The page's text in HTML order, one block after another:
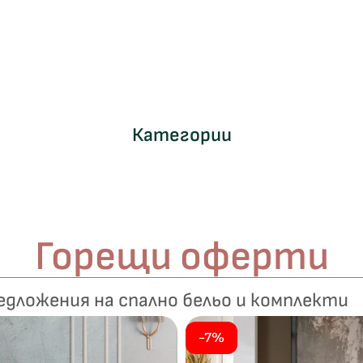
Категории
а
н
ч
е
н
Горещи оферти
на спално бельо и комплекти
-7%